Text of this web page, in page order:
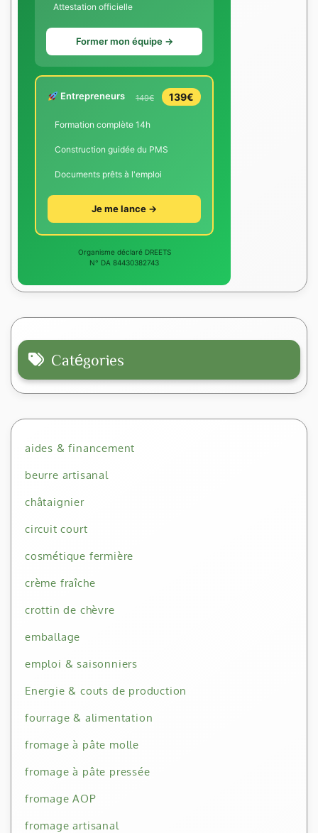
Attestation officielle
Former mon équipe →
Entrepreneurs 149€ 139€
Formation complète 14h
Construction guidée du PMS
Documents prêts à l'emploi
Je me lance →
Organisme déclaré DREETS
N° DA 84430382743
Catégories
aides & financement
beurre artisanal
châtaignier
circuit court
cosmétique fermière
crème fraîche
crottin de chèvre
emballage
emploi & saisonniers
Energie & couts de production
fourrage & alimentation
fromage à pâte molle
fromage à pâte pressée
fromage AOP
fromage artisanal